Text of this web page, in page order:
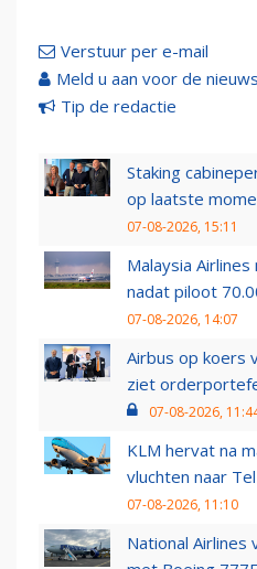
Verstuur per e-mail
Meld u aan voor de
Tip de redactie
Staking
op laatste
07-08-2026, 15:11
Malaysia
nadat piloot
07-08-2026, 14:07
Airbus op koers
ziet
07-08-2026,
KLM hervat na
vluchten naar
07-08-2026, 11:10
National